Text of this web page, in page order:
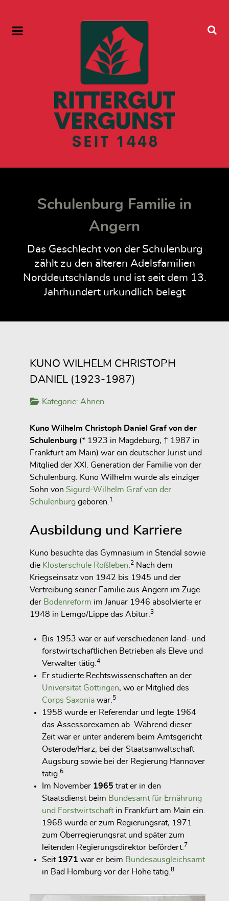
Schulenburg Familie in
Angern
Das Geschlecht von der Schulenburg
zählt zu den älteren Adelsfamilien
Norddeutschlands und ist seit dem 13.
Jahrhundert urkundlich belegt
KUNO WILHELM CHRISTOPH
DANIEL (1923-1987)
Kategorie: Ahnen
Kuno Wilhelm Christoph Daniel Graf von der
Schulenburg (* 1923 in Magdeburg, † 1987 in
Frankfurt am Main) war ein deutscher Jurist und
Mitglied der XXI. Generation der Familie von der
Schulenburg. Kuno Wilhelm wurde als einziger
Sohn von Sigurd-Wilhelm Graf von der
Schulenburg geboren. 1
Ausbildung und Karriere
Kuno besuchte das Gymnasium in Stendal sowie
die Klosterschule Roßleben 2 Nach dem
Kriegseinsatz von 1942 bis 1945 und der
Vertreibung seiner Familie aus Angern im Zuge
der Bodenreform im Januar 1946 absolvierte er
1948 in Lemgo/Lippe das Abitur. 3
Bis 1953 war er auf verschiedenen land- und
forstwirtschaftlichen Betrieben als Eleve und
Verwalter tätig. 4
Er studierte Rechtswissenschaften an der
Universität Göttingen, wo er Mitglied des
Corps Saxonia war. 5
1958 wurde er Referendar und legte 1964
das Assessorexamen ab. Während dieser
Zeit war er unter anderem beim Amtsgericht
Osterode/Harz, bei der Staatsanwaltschaft
Augsburg sowie bei der Regierung Hannover
tätig. 6
Im November 1965 trat er in den
Staatsdienst beim Bundesamt für Ernährung
und Forstwirtschaftin Frankfurt am Main ein.
1968 wurde er zum Regierungsrat, 1971
zum Oberregierungsrat und später zum
leitenden Regierungsdirektor befördert. 7
Seit 1971 war er beim Bundesausgleichsamt
in Bad Homburg vor der Höhe tätig. 8